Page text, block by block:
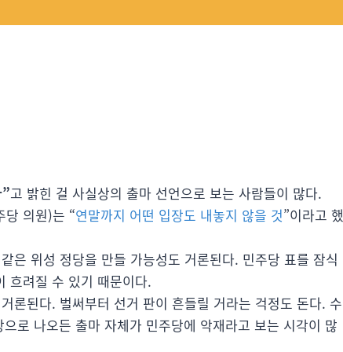
고 밝힌 걸 사실상의 출마 선언으로 보는 사람들이 많다.
당 의원)는 “연말까지 어떤 입장도 내놓지 않을 것”이라고 했
은 위성 정당을 만들 가능성도 거론된다. 민주당 표를 잠식
흐려질 수 있기 때문이다.
론된다. 벌써부터 선거 판이 흔들릴 거라는 걱정도 돈다. 수
로 나오든 출마 자체가 민주당에 악재라고 보는 시각이 많